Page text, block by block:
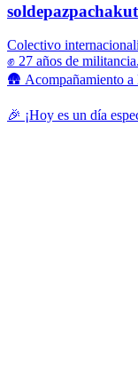
Colectivo
✊ 27 años de militancia.
🛖 Acompañamiento a
🎉 ¡Hoy es un día